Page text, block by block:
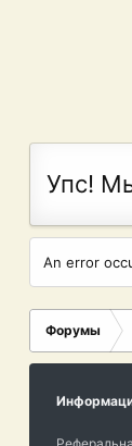
Упс!
An error
Форумы